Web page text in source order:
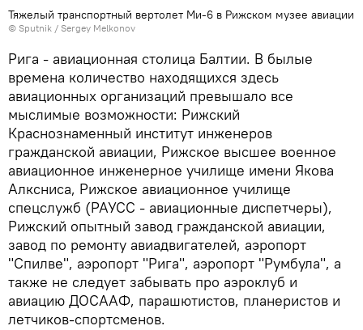
Тяжелый транспортный вертолет Ми-6 в Рижском музее авиации
© Sputnik / Sergey Melkonov
Рига - авиационная столица Балтии. В былые
времена количество находящихся здесь
авиационных организаций превышало все
мыслимые возможности: Рижский
Краснознаменный институт инженеров
гражданской авиации, Рижское высшее военное
авиационное инженерное училище имени Якова
Алксниса, Рижское авиационное училище
спецслужб (РАУСС - авиационные диспетчеры),
Рижский опытный завод гражданской авиации,
завод по ремонту авиадвигателей, аэропорт
"Спилве", аэропорт "Рига", аэропорт "Румбула", а
также не следует забывать про аэроклуб и
авиацию ДОСААФ, парашютистов, планеристов и
летчиков-спортсменов.